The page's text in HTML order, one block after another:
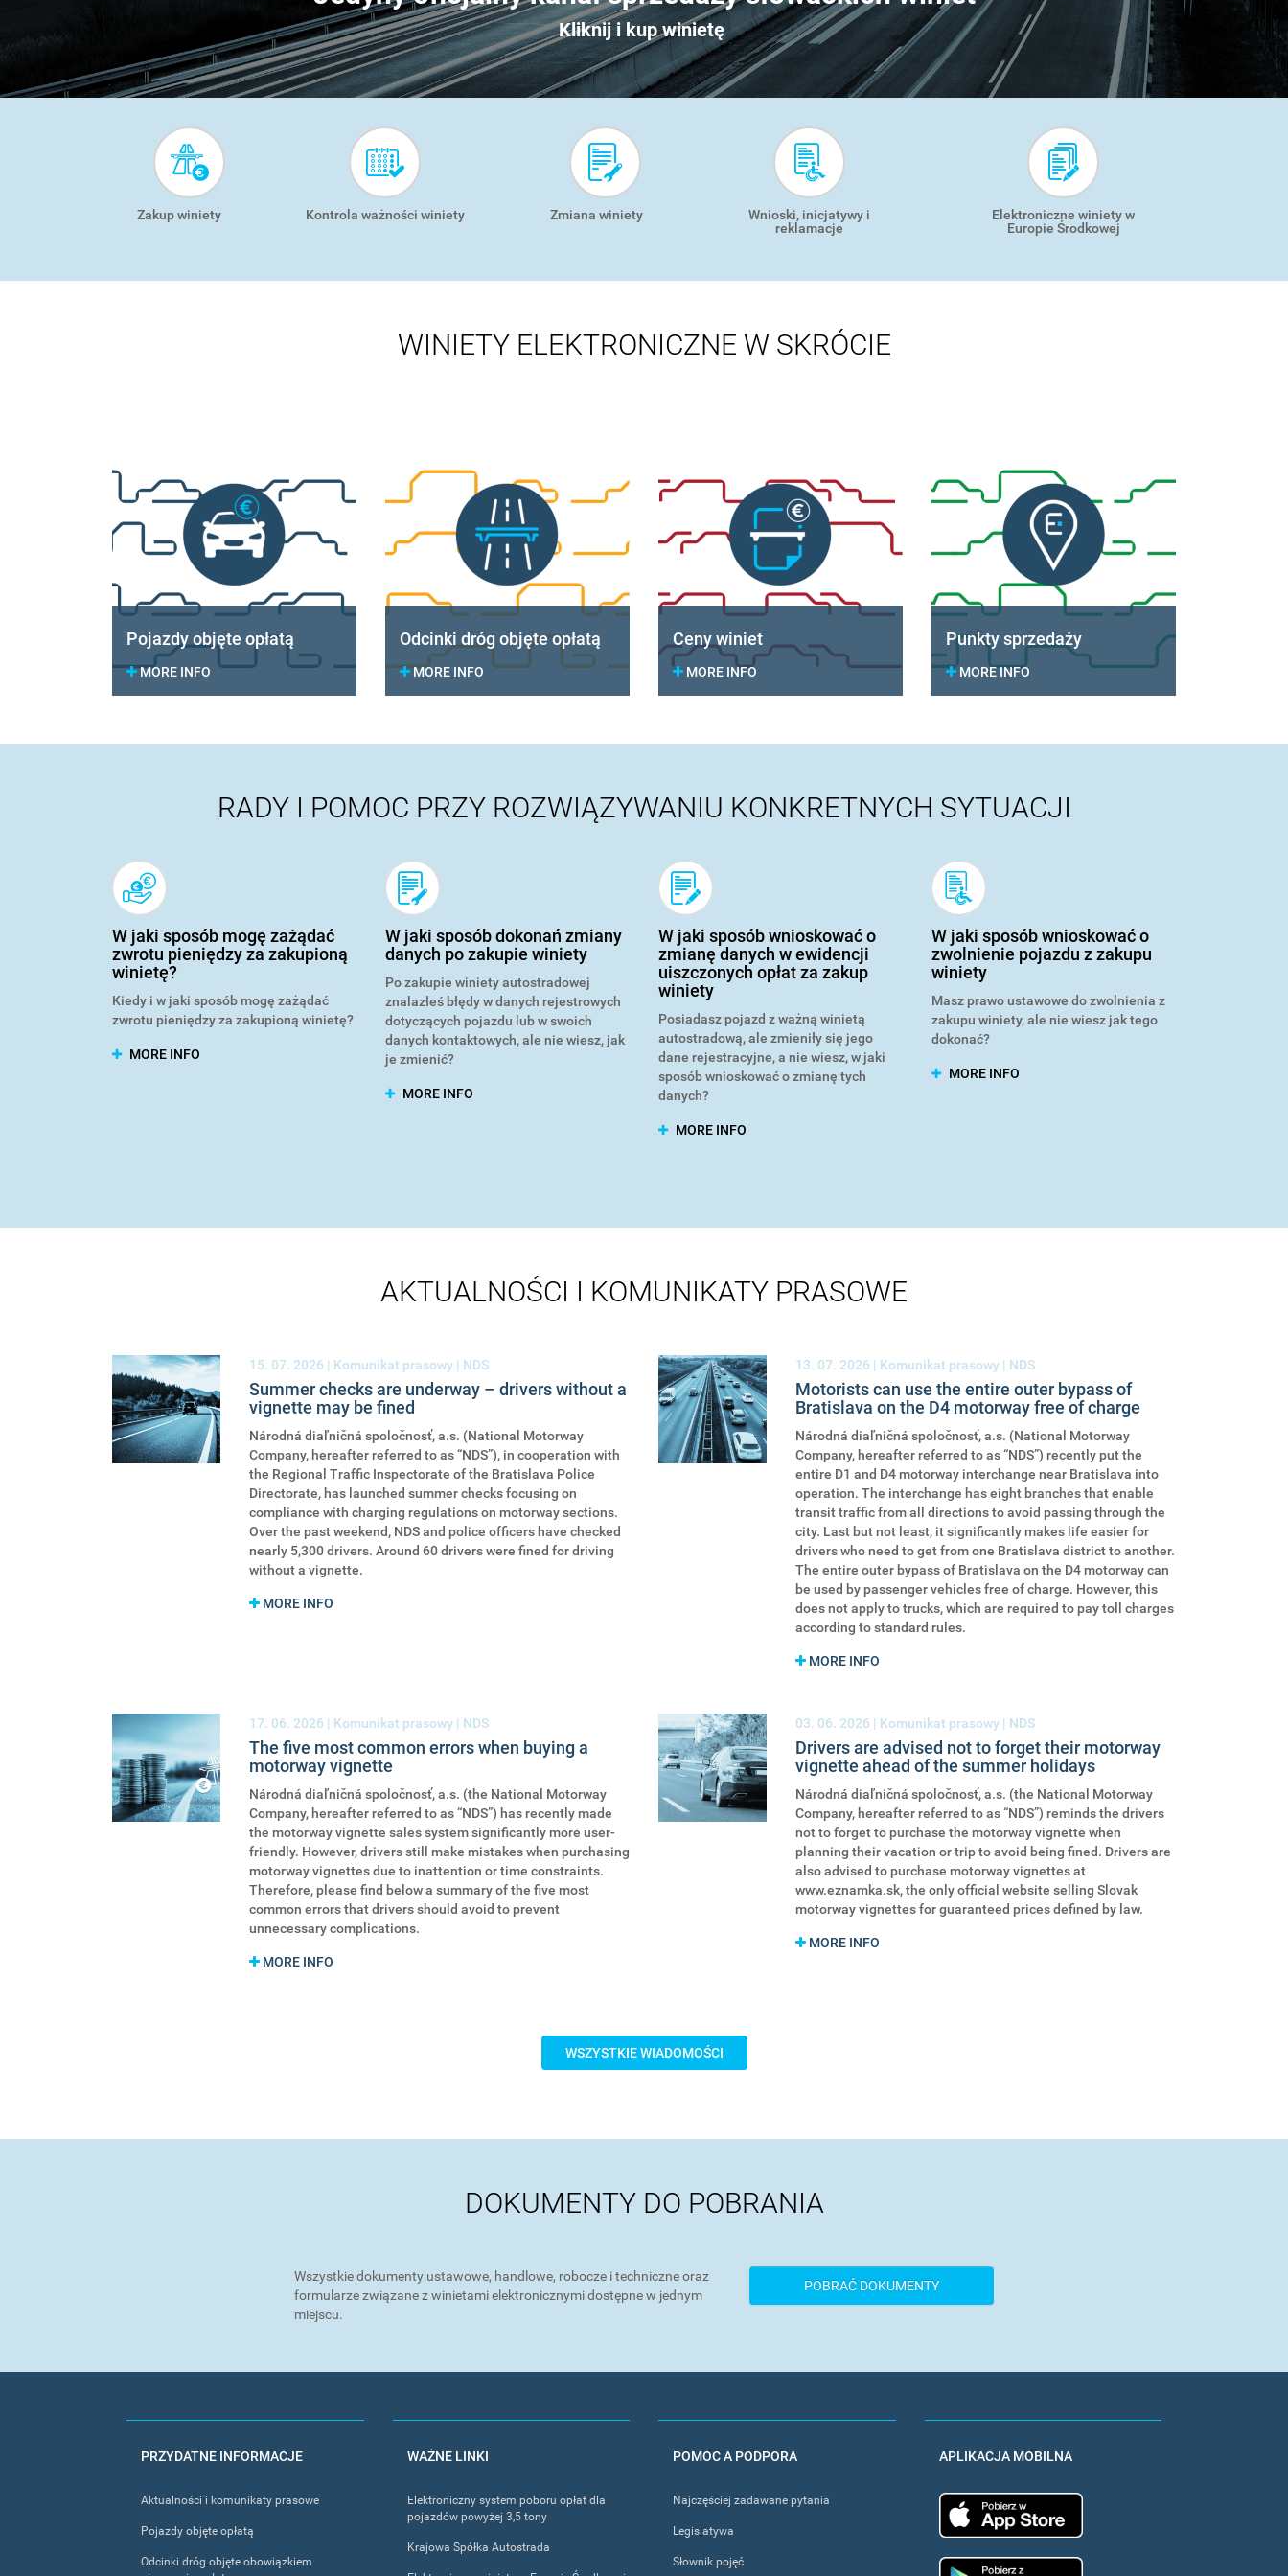
Kliknij i kup winietę
SMART
MENU
Zakup winiety Kontrola ważności winiety Zmiana winiety
Wnioski, inicjatywy i
reklamacje
Elektroniczne winiety w
Europie Środkowej
WINIETY ELEKTRONICZNE W SKRÓCIE
Pojazdy objęte opłatą
MORE INFO
Odcinki dróg objęte opłatą
MORE INFO
Ceny winiet
MORE INFO
Punkty sprzedaży
MORE INFO
RADY I POMOC PRZY ROZWIĄZYWANIU KONKRETNYCH SYTUACJI
W jaki sposób mogę zażądać
zwrotu pieniędzy za zakupioną
winietę?
Kiedy i w jaki sposób mogę zażądać
zwrotu pieniędzy za zakupioną winietę?
MORE INFO
W jaki sposób dokonań zmiany
danych po zakupie winiety
Po zakupie winiety autostradowej
znalazłeś błędy w danych rejestrowych
dotyczących pojazdu lub w swoich
danych kontaktowych, ale nie wiesz, jak
je zmienić?
MORE INFO
W jaki sposób wnioskować o
zmianę danych w ewidencji
uiszczonych opłat za zakup
winiety
Posiadasz pojazd z ważną winietą
autostradową, ale zmieniły się jego
dane rejestracyjne, a nie wiesz, w jaki
sposób wnioskować o zmianę tych
danych?
MORE INFO
W jaki sposób wnioskować o
zwolnienie pojazdu z zakupu
winiety
Masz prawo ustawowe do zwolnienia z
zakupu winiety, ale nie wiesz jak tego
dokonać?
MORE INFO
AKTUALNOŚCI I KOMUNIKATY PRASOWE
15. 07. 2026 | Komunikat prasowy | NDS
Summer checks are underway – drivers without a
vignette may be fined
Národná diaľničná spoločnosť, a.s. (National Motorway
Company, hereafter referred to as “NDS”), in cooperation with
the Regional Traffic Inspectorate of the Bratislava Police
Directorate, has launched summer checks focusing on
compliance with charging regulations on motorway sections.
Over the past weekend, NDS and police officers have checked
nearly 5,300 drivers. Around 60 drivers were fined for driving
without a vignette.
MORE INFO
13. 07. 2026 | Komunikat prasowy | NDS
Motorists can use the entire outer bypass of
Bratislava on the D4 motorway free of charge
Národná diaľničná spoločnosť, a.s. (National Motorway
Company, hereafter referred to as “NDS”) recently put the
entire D1 and D4 motorway interchange near Bratislava into
operation. The interchange has eight branches that enable
transit traffic from all directions to avoid passing through the
city. Last but not least, it significantly makes life easier for
drivers who need to get from one Bratislava district to another.
The entire outer bypass of Bratislava on the D4 motorway can
be used by passenger vehicles free of charge. However, this
does not apply to trucks, which are required to pay toll charges
according to standard rules.
MORE INFO
17. 06. 2026 | Komunikat prasowy | NDS
The five most common errors when buying a
motorway vignette
Národná diaľničná spoločnosť, a.s. (the National Motorway
Company, hereafter referred to as “NDS”) has recently made
the motorway vignette sales system significantly more user-
friendly. However, drivers still make mistakes when purchasing
motorway vignettes due to inattention or time constraints.
Therefore, please find below a summary of the five most
common errors that drivers should avoid to prevent
unnecessary complications.
MORE INFO
03. 06. 2026 | Komunikat prasowy | NDS
Drivers are advised not to forget their motorway
vignette ahead of the summer holidays
Národná diaľničná spoločnosť, a.s. (the National Motorway
Company, hereafter referred to as “NDS”) reminds the drivers
not to forget to purchase the motorway vignette when
planning their vacation or trip to avoid being fined. Drivers are
also advised to purchase motorway vignettes at
www.eznamka.sk, the only official website selling Slovak
motorway vignettes for guaranteed prices defined by law.
MORE INFO
WSZYSTKIE WIADOMOŚCI
DOKUMENTY DO POBRANIA
Wszystkie dokumenty ustawowe, handlowe, robocze i techniczne oraz
formularze związane z winietami elektronicznymi dostępne w jednym
miejscu.
POBRAĆ DOKUMENTY
FOOTERPRZYDATNE INFORMACJE
Aktualności i komunikaty prasowe
Pojazdy objęte opłatą
Odcinki dróg objęte obowiązkiem
WAŻNE LINKI
Elektroniczny system poboru opłat dla
pojazdów powyżej 3,5 tony
Krajowa Spółka Autostrada
POMOC A PODPORA
Najczęściej zadawane pytania
Legislatywa
Słownik pojęć
APLIKACJA MOBILNA
App Store
Google Play